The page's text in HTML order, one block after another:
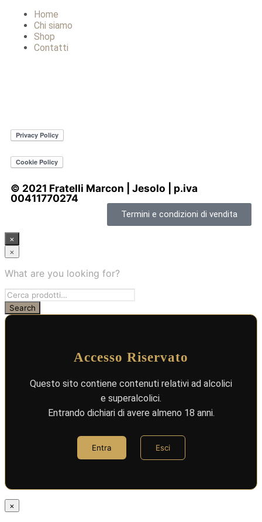
Home
Chi siamo
Shop
Contatti
© 2021 Fratelli Marcon | Jesolo | p.iva
00411770274
Termini e condizioni di vendita
×
×
What are you looking for?
Accesso Riservato
Questo sito contiene contenuti relativi ad alcolici
e superalcolici.
Entrando dichiari di avere almeno 18 anni.
Entra Esci
×